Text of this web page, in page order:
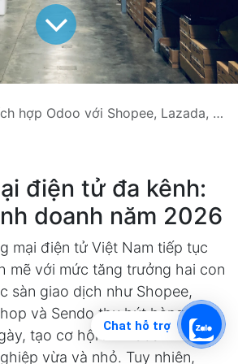
hợp Odoo với Shopee, Lazada, TikTok Shop: Hướng dẫn hoàn chỉnh
điện tử đa kênh:
doanh năm 2026
mại điện tử Việt Nam tiếp tục
mẽ với mức tăng trưởng hai con
sàn giao dịch như Shopee,
và Sendo thu hút hàng triệu
tạo cơ hội kinh doanh lớn
vừa và nhỏ. Tuy nhiên,
Chat hỗ trợ